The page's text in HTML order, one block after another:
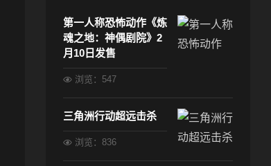
第一人称恐怖动作《炼
魂之地：神偶剧院》2
月10日发售
浏览：547
三角洲行动超远击杀
浏览：836